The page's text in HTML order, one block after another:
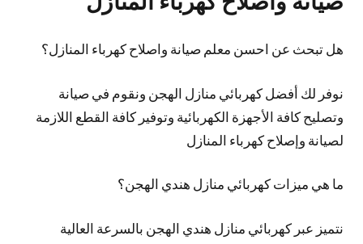
هل تبحث عن احسن معلم صيانة واصلاح كهرباء المنازل؟
نوفر لك أفضل كهربائي منازل الهجن ونقوم في صيانة
وتصليح كافة الأجهزة الكهربائية وتوفير كافة القطع اللازمة
لصيانة وإصلاح كهرباء المنازل
ما هي ميزات كهربائي منازل هندي الهجن؟
نتميز عبر كهربائي منازل هندي الهجن بالسرعة العالية